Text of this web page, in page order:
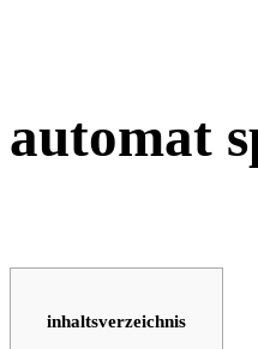
automat
inhaltsverzeichnis